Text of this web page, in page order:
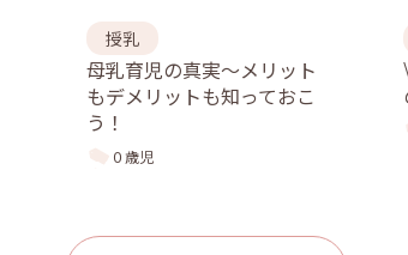
授乳
母乳育児の真実〜メリット
もデメリットも知っておこ
う！
０歳児